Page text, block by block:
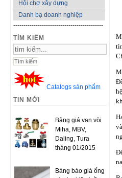
Hội chợ xây dựng
Danh bạ doanh nghiệp
--------------------------------------------
TÌM KIẾM
Catalogs sản phẩm
TIN MỚI
Bảng giá van vòi
Miha, MBV,
Daling, Tura
tháng 01/2015
Bảng báo giá ống